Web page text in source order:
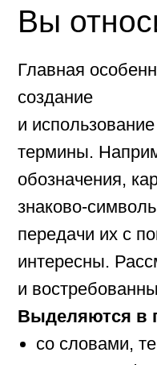
термины.
обозначения,
знаково-
передачи их с
интересны.
и
Выделяются в
со словами,
с числами,
с
с инфо-